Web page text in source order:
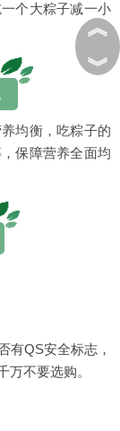
个大粽子减一小
均衡，吃粽子的
保障营养全面均
有QS安全标志，
万不要选购。
︽
︾